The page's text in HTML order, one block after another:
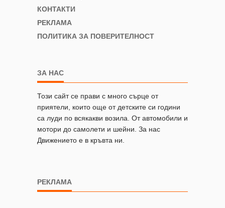
КОНТАКТИ
РЕКЛАМА
ПОЛИТИКА ЗА ПОВЕРИТЕЛНОСТ
ЗА НАС
Този сайт се прави с много сърце от
приятели, които още от детските си години
са луди по всякакви возила. От автомобили и
мотори до самолети и шейни. За нас
Движението е в кръвта ни.
РЕКЛАМА